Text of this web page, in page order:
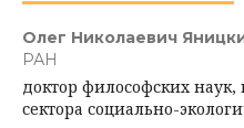
Олег Николаевич
РАН
доктор философских наук,
сектора социально-